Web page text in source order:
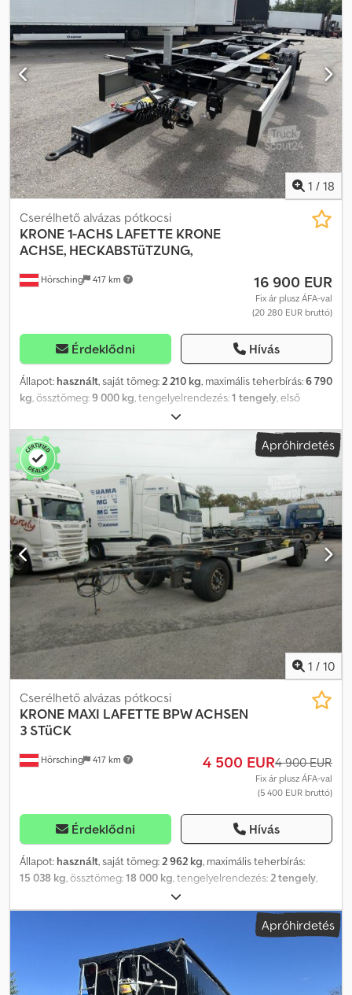
üzemóra (2021-ES GYÁRTÁSI ÉV!!!), 2021-ben 2 új BPW tengely
beszerelve, dobfékek, doboz belméretei: H7000 x M2400 x Sz2480
mm, portálajtók, doboz gyártási éve: 1997, a doboz cseredoboz, és
BDF rögzítéssel van a pótkocsihoz erősítve! Gázolajtartály a
pótkocsira szerelve! Bizományosi értékesítés, nem kötelező
érvényű ajánlat, változtatás és köztes értékesítés jogát
fenntartjuk. Az ábra nem feltétlenül egyezik az ajánlattal. Dkjdpfjzr
Rzgsx Aifor
1 / 18
Hörsching 417 km
Cserélhető alvázas pótkocsi
KRONE1-ACHS LAFETTE KRONE
ACHSE, HECKABSTüTZUNG,
16 900 EUR
Fix ár plusz ÁFA-val
(20 280 EUR bruttó)
Érdeklődni Hívás
Állapot: használt, saját tömeg:2 210 kg, maximális teherbírás:6 790
kg, össztömeg:9 000 kg, tengelyelrendezés:1 tengely, első
, következő vizsga (TÜV):
teljes hossz:2 480 mm, teljes szélesség:1 250 mm, teljes
magasság:
, abroncs méret:
385/65R22,5
tengely | Pótkeréktartó | Hátsó kitámasztás | Gumik: 385/65R22,5 |
Tárcsafékek | Saját tömeg: 2260 kg | Érvényes műszaki vizsga/TÜV-
ig | A tévedés, beviteli hiba és előzetes eladás jogát fenntartjuk.
Dodszn H N Ejpfx Aifskr
Apróhirdetés
1 / 10
Hörsching 417 km
Cserélhető alvázas pótkocsi
KRONE MAXI LAFETTE BPW ACHSEN
3 STüCK
4 500 EUR4 900 EUR
Fix ár plusz ÁFA-val
(5 400 EUR bruttó)
Érdeklődni Hívás
Állapot: használt, saját tömeg:2 962 kg, maximális teherbírás:
15 038 kg, össztömeg:18 000 kg, tengelyelrendezés:2 tengely,
02/2017
méret:445/45/R19,5, Felszereltség:ABS, | Krone Maxi Lafette |
BPW tengelyek tárcsafékkel | Pótkeréktartó | Gumik: 445/45 R19,5 |
Az elírás, adatbeviteli hibák és az előzetes értékesítés jogát
fenntartjuk. Dkodsu D Hn Ijpfx Aifer
Apróhirdetés